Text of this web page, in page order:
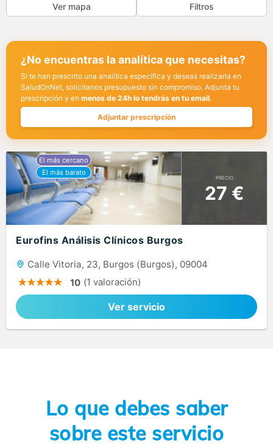
Ver mapa Filtros
¿No encuentras la analítica que necesitas?
Si te han prescrito una analítica específica y deseas realizarla en
SaludOnNet, solicítanos presupuesto sin compromiso. Adjunta tu
prescripción y en menos de 24h lo tendrás en tu email.
Adjuntar prescripción
PRECIO
27 €
Eurofins Análisis Clínicos Burgos
Calle Vitoria, 23, Burgos (Burgos), 09004
10 (1 valoración)
Ver servicio
Lo que debes saber
sobre este servicio